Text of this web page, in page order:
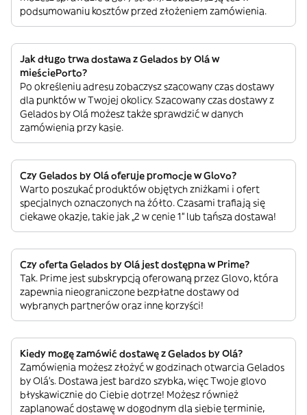
podsumowaniu kosztów przed złożeniem zamówienia.
Jak długo trwa dostawa z Gelados by Olá w
mieściePorto?
Po określeniu adresu zobaczysz szacowany czas dostawy
dla punktów w Twojej okolicy. Szacowany czas dostawy z
Gelados by Olá możesz także sprawdzić w danych
zamówienia przy kasie.
Czy Gelados by Olá oferuje promocje w Glovo?
Warto poszukać produktów objętych zniżkami i ofert
specjalnych oznaczonych na żółto. Czasami trafiają się
ciekawe okazje, takie jak „2 w cenie 1” lub tańsza dostawa!
Czy oferta Gelados by Olá jest dostępna w Prime?
Tak. Prime jest subskrypcją oferowaną przez Glovo, która
zapewnia nieograniczone bezpłatne dostawy od
wybranych partnerów oraz inne korzyści!
Kiedy mogę zamówić dostawę z Gelados by Olá?
Zamówienia możesz złożyć w godzinach otwarcia Gelados
by Olá’s. Dostawa jest bardzo szybka, więc Twoje glovo
błyskawicznie do Ciebie dotrze! Możesz również
zaplanować dostawę w dogodnym dla siebie terminie,